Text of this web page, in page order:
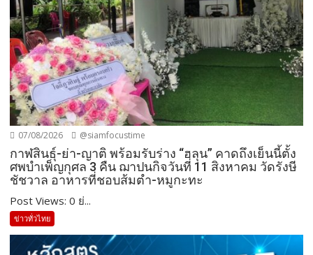
07/08/2026 @siamfocustime
กาฬสินธุ์-ย่า-ญาติ พร้อมรับร่าง “ฮลุน” คาดถึงเย็นนี้ตั้ง
ศพบำเพ็ญกุศล 3 คืน ฌาปนกิจวันที่ 11 สิงหาคม วัดรังษี
ชัชวาล อาหารที่ชอบส้มตำ-หมูกะทะ
Post Views: 0 ย่...
ข่าวทั่วไทย